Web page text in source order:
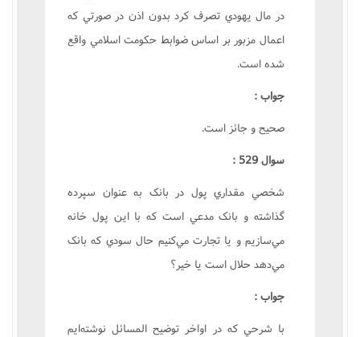
در مال يهودي تصرف کرد بدون اذن در صورتي که
اعمال مزبور بر اساس ضوابط حکومت اسلامي واقع
شده است.
جواب :
صحيح و جائز است.
سوال 529 :
شخصي مقداري پول در بانک به عنوان سپرده
گذاشته و بانک مدعي است که با اين پول خانه
مي‌سازيم و يا تجارت مي‌کنيم حال سودي که بانک
مي‌دهد حلال است يا خير؟
جواب :
با شرحي که در اواخر توضيح المسائل نوشته‌ايم